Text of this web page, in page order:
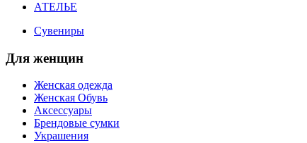
АТЕЛЬЕ
Сувениры
Для женщин
Женская одежда
Женская Обувь
Аксессуары
Брендовые сумки
Украшения